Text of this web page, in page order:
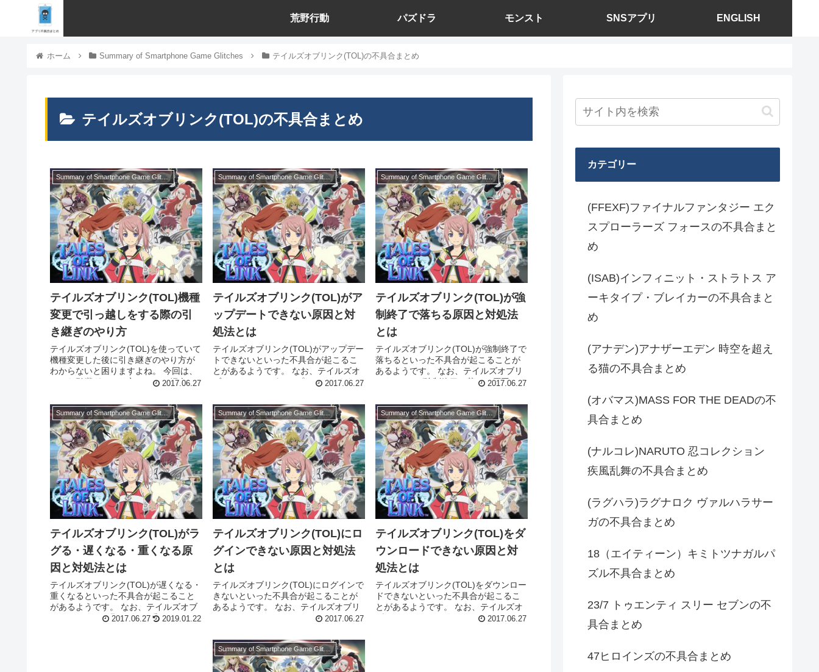
荒野行動 パズドラ モンスト SNSアプリ ENGLISH
ホーム Summary of Smartphone Game Glitches テイルズオブリンク(TOL)の不具合まとめ
テイルズオブリンク(TOL)の不具合まとめ
Summary of Smartphone Game Glitches
テイルズオブリンク(TOL)機種
変更で引っ越しをする際の引
き継ぎのやり方
テイルズオブリンク(TOL)を使っていて
機種変更した後に引き継ぎのやり方が
わからないと困りますよね。 今回は、
そんな引継ぎのやり方について紹介し
種変更で引き継ぎするには を機種変...
2017.06.27
Summary of Smartphone Game Glitches
テイルズオブリンク(TOL)がア
ップデートできない原因と対
処法とは
テイルズオブリンク(TOL)がアップデー
トできないといった不具合が起こるこ
とがあるようです。 なお、テイルズオ
ブリンク(TOL)がアップデートできない
す。 キャリアの基地局で不具合が起...
2017.06.27
Summary of Smartphone Game Glitches
テイルズオブリンク(TOL)が強
制終了で落ちる原因と対処法
とは
テイルズオブリンク(TOL)が強制終了で
落ちるといった不具合が起こることが
あるようです。 なお、テイルズオブリ
ンク(TOL)が強制終了で落ちる原因には
情報サービスをONにしている ...
2017.06.27
Summary of Smartphone Game Glitches
テイルズオブリンク(TOL)がラ
グる・遅くなる・重くなる原
因と対処法とは
テイルズオブリンク(TOL)が遅くなる・
重くなるといった不具合が起こること
があるようです。 なお、テイルズオブ
リンク(TOL)が遅くなる・重くなる原因
2017.06.27 2019.01.22
Summary of Smartphone Game Glitches
テイルズオブリンク(TOL)にロ
グインできない原因と対処法
とは
テイルズオブリンク(TOL)にログインで
きないといった不具合が起こることが
あるようです。 なお、テイルズオブリ
ンク(TOL)にログインできない原因には
イルデータ通信がOFFになってい...
2017.06.27
Summary of Smartphone Game Glitches
テイルズオブリンク(TOL)をダ
ウンロードできない原因と対
処法とは
テイルズオブリンク(TOL)をダウンロー
ドできないといった不具合が起こるこ
とがあるようです。 なお、テイルズオ
ブリンク(TOL)をダウンロードできない
2017.06.27
Summary of Smartphone Game Glitches
カテゴリー
(FFEXF)ファイナルファンタジー エク
スプローラーズ フォースの不具合まと
め
(ISAB)インフィニット・ストラトス ア
ーキタイプ・ブレイカーの不具合まと
め
(アナデン)アナザーエデン 時空を超え
る猫の不具合まとめ
(オバマス)MASS FOR THE DEADの不
具合まとめ
(ナルコレ)NARUTO 忍コレクション
疾風乱舞の不具合まとめ
(ラグハラ)ラグナロク ヴァルハラサー
ガの不具合まとめ
18（エイティーン）キミトツナガルパ
ズル不具合まとめ
23/7 トゥエンティ スリー セブンの不
具合まとめ
47ヒロインズの不具合まとめ